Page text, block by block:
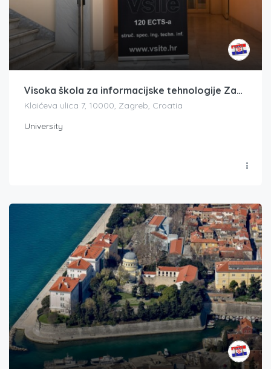
Visoka škola za informacijske tehnologije Zagreb (VsiTe)
Klaićeva ulica 7, 10000, Zagreb, Croatia
University